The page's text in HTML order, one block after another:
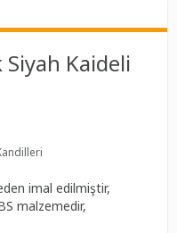
Siyah Kaideli
imal edilmiştir,
malzemedir,